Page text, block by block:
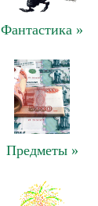
Фантастика »
Предметы »